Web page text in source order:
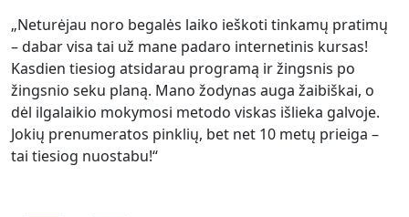
„Neturėjau noro begalės laiko ieškoti tinkamų pratimų
– dabar visa tai už mane padaro internetinis kursas!
Kasdien tiesiog atsidarau programą ir žingsnis po
žingsnio seku planą. Mano žodynas auga žaibiškai, o
dėl ilgalaikio mokymosi metodo viskas išlieka galvoje.
Jokių prenumeratos pinklių, bet net 10 metų prieiga –
tai tiesiog nuostabu!“